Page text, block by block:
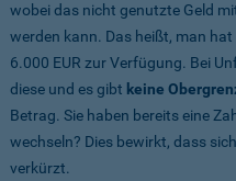
wobei das nicht genutzte Geld
werden kann. Das heißt, man
6.000 EUR zur Verfügung. Bei
diese und es gibt keine
Betrag. Sie haben bereits eine
wechseln? Dies bewirkt, dass
verkürzt.